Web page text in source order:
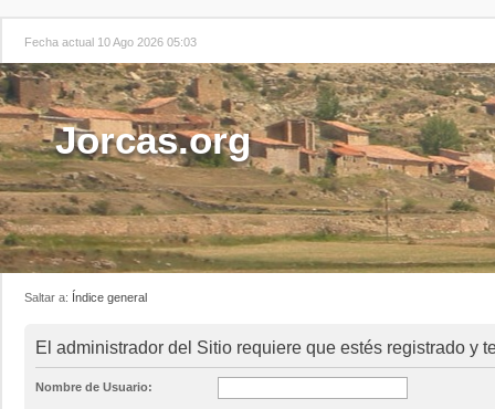
Fecha actual 10 Ago 2026 05:03
Jorcas.org
Saltar a: Índice general
El administrador del Sitio requiere que estés registrado y
Nombre de Usuario: